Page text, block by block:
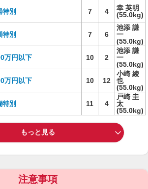
特別 7 4
幸 英明
(55.0kg)
特別 7 6
池添 謙
一
(55.0kg)
万円以下 10 2
池添 謙
一
(55.0kg)
万円以下 10 12
小崎 綾
也
(55.0kg)
特別 11 4
戸崎 圭
太
(55.0kg)
もっと見る
注意事項